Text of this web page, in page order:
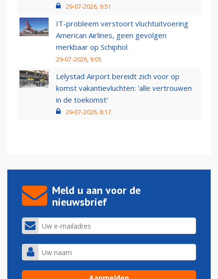
29-07-2026, 9:51
IT-probleem verstoort vluchtuitvoering
American Airlines, geen gevolgen
merkbaar op Schiphol
29-07-2026, 9:05
Lelystad Airport bereidt zich voor op
komst vakantievluchten: 'alle vertrouwen
in de toekomst'
29-07-2026, 8:17
Meld u aan voor de
nieuwsbrief